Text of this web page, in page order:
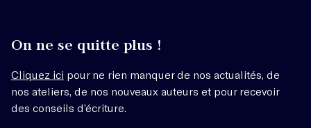
On ne se quitte plus !
Cliquez ici pour ne rien manquer de nos actualités, de
nos ateliers, de nos nouveaux auteurs et pour recevoir
des conseils d’écriture.